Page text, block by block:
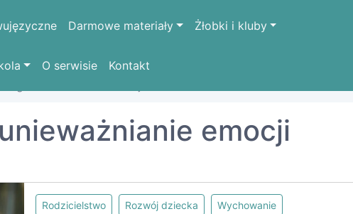
Darmowe materiały Żłobki i kluby
O serwisie Kontakt
emocji
Rodzicielstwo Rozwój dziecka
Wychowanie